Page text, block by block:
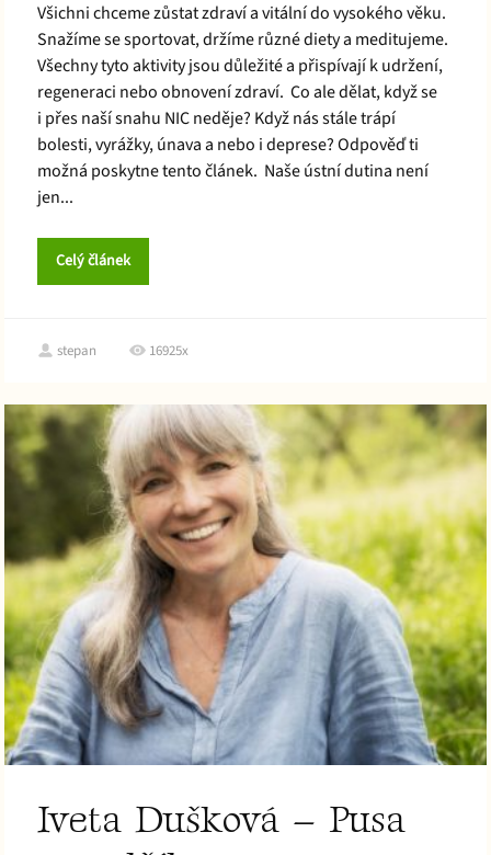
Všichni chceme zůstat zdraví a vitální do vysokého věku.
Snažíme se sportovat, držíme různé diety a meditujeme.
Všechny tyto aktivity jsou důležité a přispívají k udržení,
regeneraci nebo obnovení zdraví. Co ale dělat, když se
i přes naší snahu NIC neděje? Když nás stále trápí
bolesti, vyrážky, únava a nebo i deprese? Odpověď ti
možná poskytne tento článek. Naše ústní dutina není
jen...
Celý článek
stepan 16925x
Iveta Dušková – Pusa